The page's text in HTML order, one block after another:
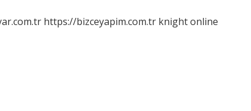
https://bizceyapim.com.tr knight online